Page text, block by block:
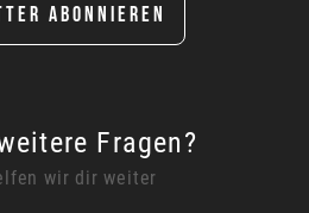
ABONNIEREN
Fragen?
wir dir weiter